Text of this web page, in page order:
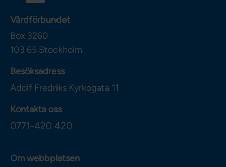
Vårdförbundet
Box 3260
103 65 Stockholm
Besöksadress
Adolf Fredriks Kyrkogata 11
Kontakta oss
0771-420 420
Om webbplatsen